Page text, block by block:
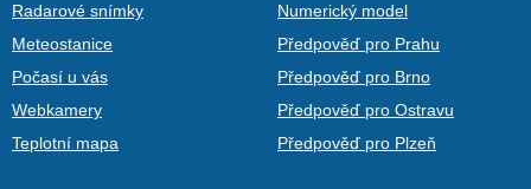
Radarové snímky
Meteostanice
Počasí u vás
Webkamery
Teplotní mapa
Numerický model
Předpověď pro Prahu
Předpověď pro Brno
Předpověď pro Ostravu
Předpověď pro Plzeň